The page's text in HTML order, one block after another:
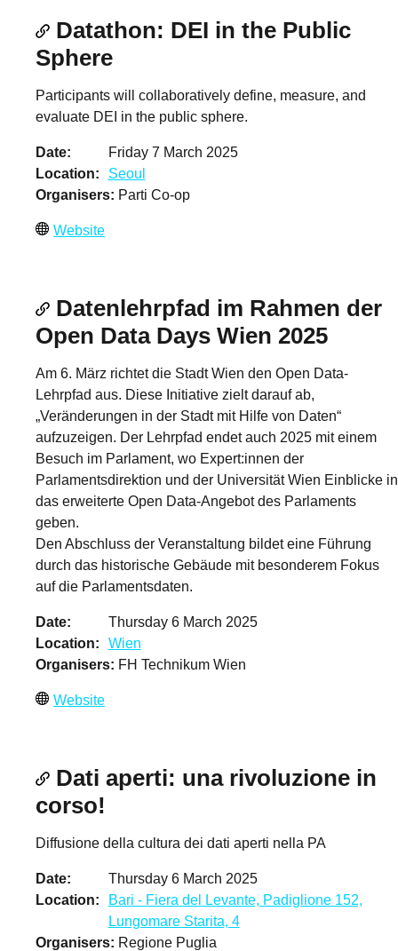
Datathon: DEI in the Public
Sphere
Participants will collaboratively define, measure, and
evaluate DEI in the public sphere.
Date
Friday 7 March 2025
Location
Seoul
Organisers
Parti Co-op
Website
Datenlehrpfad im Rahmen der
Open Data Days Wien 2025
Am 6. März richtet die Stadt Wien den Open Data-
Lehrpfad aus. Diese Initiative zielt darauf ab,
„Veränderungen in der Stadt mit Hilfe von Daten“
aufzuzeigen. Der Lehrpfad endet auch 2025 mit einem
Besuch im Parlament, wo Expert:innen der
Parlamentsdirektion und der Universität Wien Einblicke in
das erweiterte Open Data-Angebot des Parlaments
geben.
Den Abschluss der Veranstaltung bildet eine Führung
durch das historische Gebäude mit besonderem Fokus
auf die Parlamentsdaten.
Date
Thursday 6 March 2025
Location
Wien
Organisers
FH Technikum Wien
Website
Dati aperti: una rivoluzione in
corso!
Diffusione della cultura dei dati aperti nella PA
Date
Thursday 6 March 2025
Location
Bari - Fiera del Levante, Padiglione 152,
Lungomare Starita, 4
Organisers
Regione Puglia